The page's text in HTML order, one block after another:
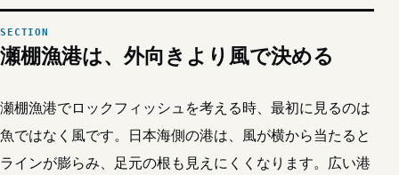
瀬棚漁港は、外向きより風で決める
瀬棚漁港でロックフィッシュを考える時、最初に見るのは
魚ではなく風です。日本海側の港は、風が横から当たると
ラインが膨らみ、足元の根も見えにくくなります。広い港